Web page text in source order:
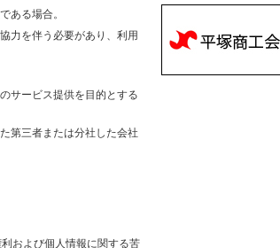
ある場合。
力を伴う必要があり、利用
サービス提供を目的とする
第三者または分社した会社
および個人情報に関する苦